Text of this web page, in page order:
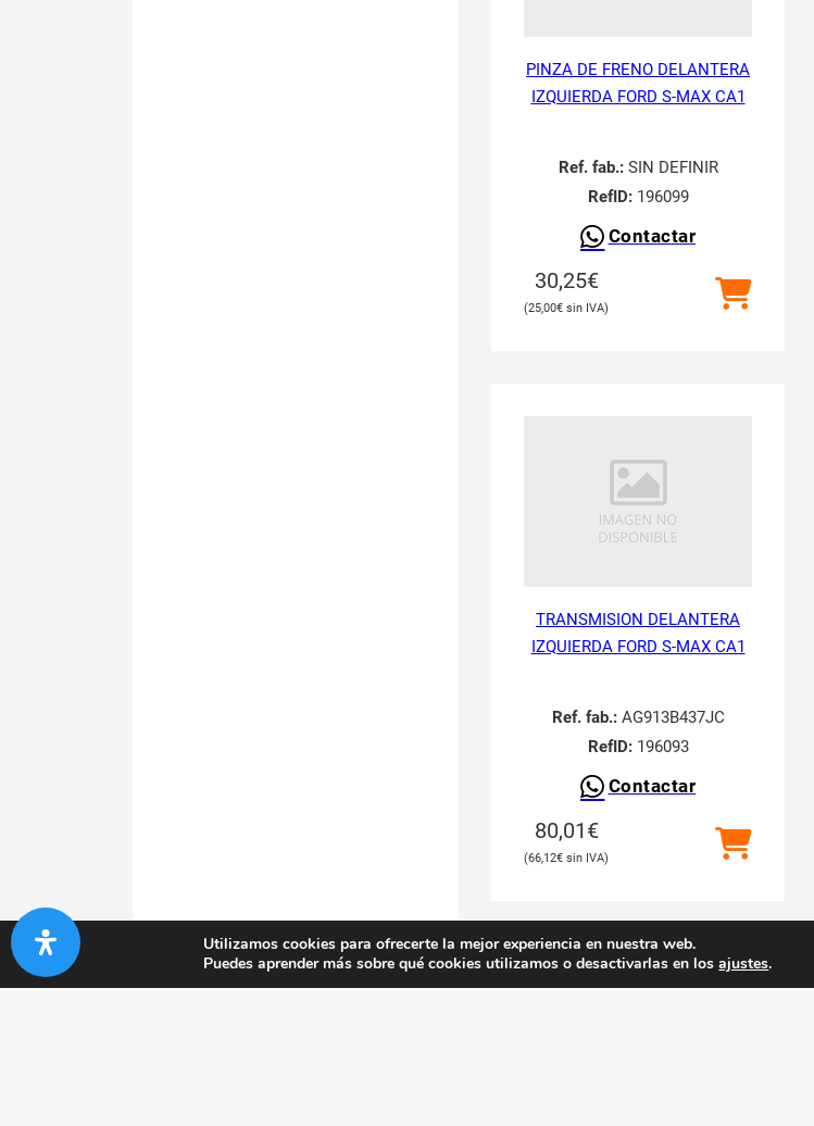
PINZA DE FRENO DELANTERA
IZQUIERDA FORD S-MAX CA1
Ref. fab.:SIN DEFINIR
RefID:196099
Contactar
30,25€
25,00€
TRANSMISION DELANTERA
IZQUIERDA FORD S-MAX CA1
Ref. fab.:AG913B437JC
RefID:196093
Contactar
80,01€
66,12€
Utilizamos cookies para ofrecerte la mejor experiencia en nuestra web.
Puedes aprender más sobre qué cookies utilizamos o desactivarlas en losajustes.